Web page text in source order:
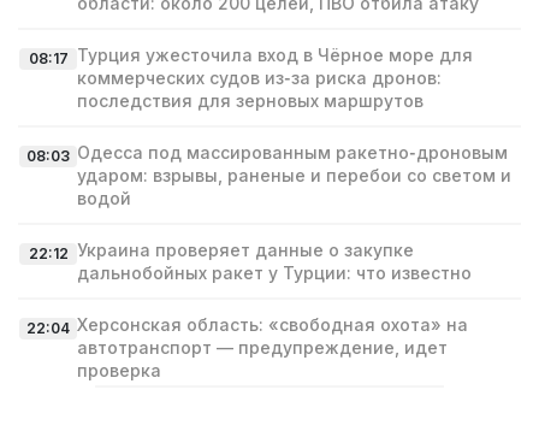
08:17 Турция ужесточила вход в Чёрное море для
коммерческих судов из‑за риска дронов:
последствия для зерновых маршрутов
08:03 Одесса под массированным ракетно‑дроновым
ударом: взрывы, раненые и перебои со светом и
водой
22:12 Украина проверяет данные о закупке
дальнобойных ракет у Турции: что известно
22:04 Херсонская область: «свободная охота» на
автотранспорт — предупреждение, идет
проверка